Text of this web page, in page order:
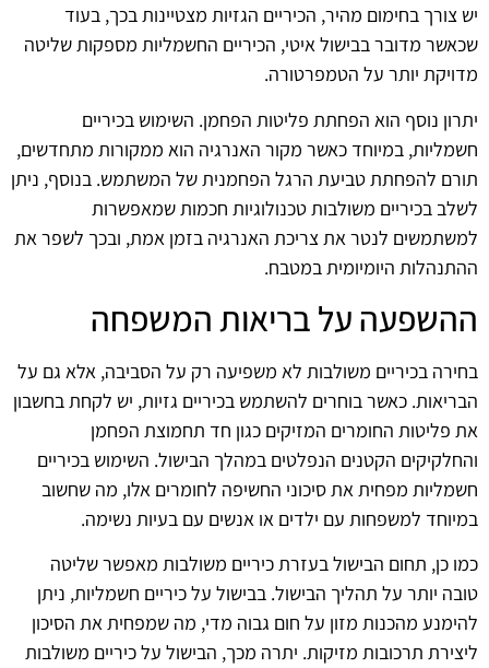
יש צורך בחימום מהיר, הכיריים הגזיות מצטיינות בכך, בעוד
שכאשר מדובר בבישול איטי, הכיריים החשמליות מספקות שליטה
מדויקת יותר על הטמפרטורה.
יתרון נוסף הוא הפחתת פליטות הפחמן. השימוש בכיריים
חשמליות, במיוחד כאשר מקור האנרגיה הוא ממקורות מתחדשים,
תורם להפחתת טביעת הרגל הפחמנית של המשתמש. בנוסף, ניתן
לשלב בכיריים משולבות טכנולוגיות חכמות שמאפשרות
למשתמשים לנטר את צריכת האנרגיה בזמן אמת, ובכך לשפר את
ההתנהלות היומיומית במטבח.
ההשפעה על בריאות המשפחה
בחירה בכיריים משולבות לא משפיעה רק על הסביבה, אלא גם על
הבריאות. כאשר בוחרים להשתמש בכיריים גזיות, יש לקחת בחשבון
את פליטות החומרים המזיקים כגון חד תחמוצת הפחמן
והחלקיקים הקטנים הנפלטים במהלך הבישול. השימוש בכיריים
חשמליות מפחית את סיכוני החשיפה לחומרים אלו, מה שחשוב
במיוחד למשפחות עם ילדים או אנשים עם בעיות נשימה.
כמו כן, תחום הבישול בעזרת כיריים משולבות מאפשר שליטה
טובה יותר על תהליך הבישול. בבישול על כיריים חשמליות, ניתן
להימנע מהכנות מזון על חום גבוה מדי, מה שמפחית את הסיכון
ליצירת תרכובות מזיקות. יתרה מכך, הבישול על כיריים משולבות